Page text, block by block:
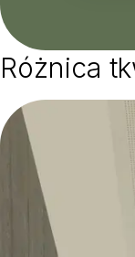
Różnica